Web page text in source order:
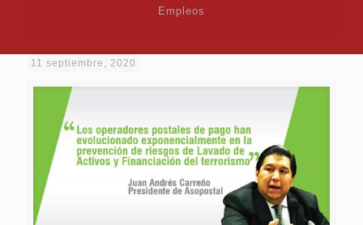
Empleos
11 septiembre, 2020